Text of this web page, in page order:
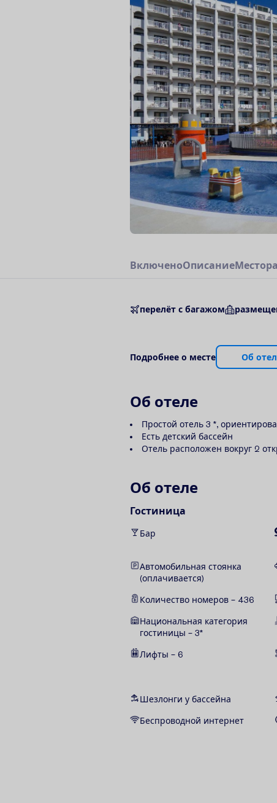
ВключеноОписаниеМестора
перелёт с багажом
Подробнее о месте Об отел
Об отеле
Простой отель 3 *,
Есть детский бассейн
Отель расположен вокруг 2
Об отеле
Гостиница
Бар
Автомобильная стоянка
(оплачивается)
Количество номеров – 436
Национальная категория
гостиницы – 3*
Лифты – 6
Шезлонги у бассейна
Беспроводной интернет